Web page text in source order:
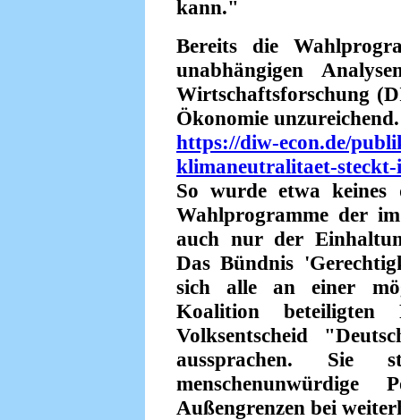
kann."
Bereits die
unabhängigen
Wirtschaftsforschung
Ökonomie
https://diw-econ.de/
klimaneutralitaet-
So wurde etwa keines
Wahlprogramme der
auch nur der
Das Bündnis
sich alle an einer
Koalition beteiligten
Volksentscheid
aussprachen. Sie
Außengrenzen bei